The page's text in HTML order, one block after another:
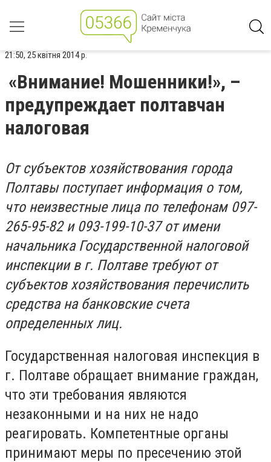
21:50, 25 квітня 2014 р.
«Внимание! Мошенники!», –
предупреждает полтавчан
налоговая
От субъектов хозяйствования города
Полтавы поступает информация о том,
что неизвестные лица по телефонам 097-
265-95-82 и 093-199-10-37 от имени
начальника Государственной налоговой
инспекции в г. Полтаве требуют от
субъектов хозяйствования перечислить
средства на банковские счета
определенных лиц.
Государственная налоговая инспекция в
г. Полтаве обращает внимание граждан,
что эти требования являются
незаконными и на них не надо
реагировать. Компетентные органы
принимают меры по пресечению этой